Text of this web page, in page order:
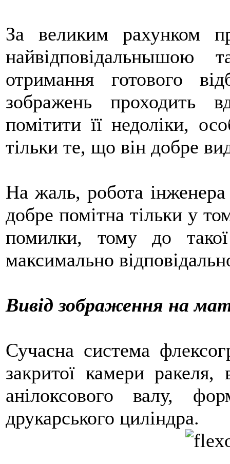
За великим рахунком
найвідповідальнышою
отримання готового
зображень проходить
помітити її недоліки,
тільки те, що він добре
На жаль, робота інженера
добре помітна тільки у
помилки, тому до
максимально
Вивід зображення на
Сучасна система
закритої камери
анілоксового валу,
друкарського циліндра.